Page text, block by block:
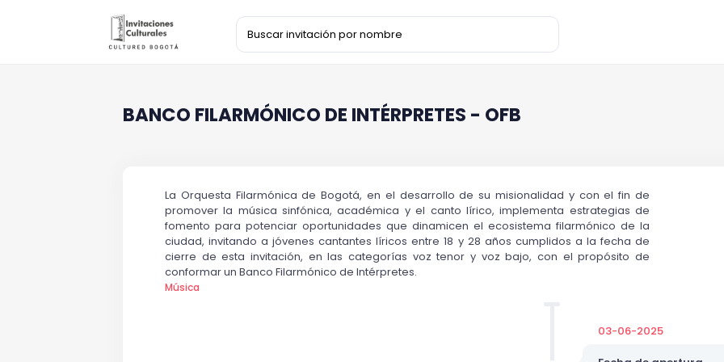
BANCO FILARMÓNICO DE INTÉRPRETES - OFB
La Orquesta Filarmónica de Bogotá, en el desarrollo de su misionalidad y con el fin de
promover la música sinfónica, académica y el canto lírico, implementa estrategias de
fomento para potenciar oportunidades que dinamicen el ecosistema filarmónico de la
ciudad, invitando a jóvenes cantantes líricos entre 18 y 28 años cumplidos a la fecha de
cierre de esta invitación, en las categorías voz tenor y voz bajo, con el propósito de
conformar un Banco Filarmónico de Intérpretes.
Música
03-06-2025